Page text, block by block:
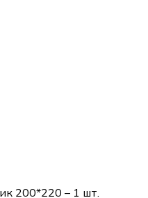
200*220 – 1 шт.